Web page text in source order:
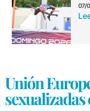
07/
Unión